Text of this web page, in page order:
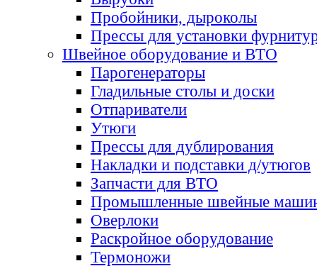
Пробойники, дыроколы
Прессы для установки
Швейное оборудование и ВТО
Парогенераторы
Гладильные столы и доски
Отпариватели
Утюги
Прессы для дублирования
Накладки и подставки д/утюгов
Запчасти для ВТО
Промышленные швейные
Оверлоки
Раскройное оборудование
Термоножи